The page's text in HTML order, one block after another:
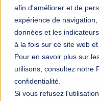
afin d'améliorer et de
expérience de
données et les
à la fois sur ce site web
Pour en savoir plus sur
utilisons, consultez notre
confidentialité.
Si vous refusez